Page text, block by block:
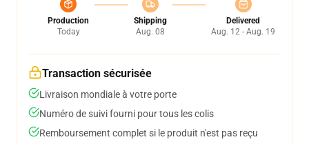
Production
Today
Shipping
Aug. 08
Delivered
Aug. 12 - Aug. 19
Transaction sécurisée
Livraison mondiale à votre porte
Numéro de suivi fourni pour tous les colis
Remboursement complet si le produit n'est pas reçu